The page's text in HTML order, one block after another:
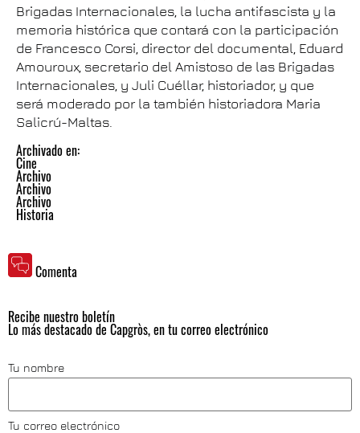
Brigadas Internacionales, la lucha antifascista y la
memoria histórica que contará con la participación
de Francesco Corsi, director del documental, Eduard
Amouroux, secretario del Amistoso de las Brigadas
Internacionales, y Juli Cuéllar, historiador, y que
será moderado por la también historiadora Maria
Salicrú-Maltas.
Archivado en:
Cine
Archivo
Archivo
Archivo
Historia
Comenta
Recibe nuestro boletín
Lo más destacado de Capgròs, en tu correo electrónico
Tu nombre
Tu correo electrónico